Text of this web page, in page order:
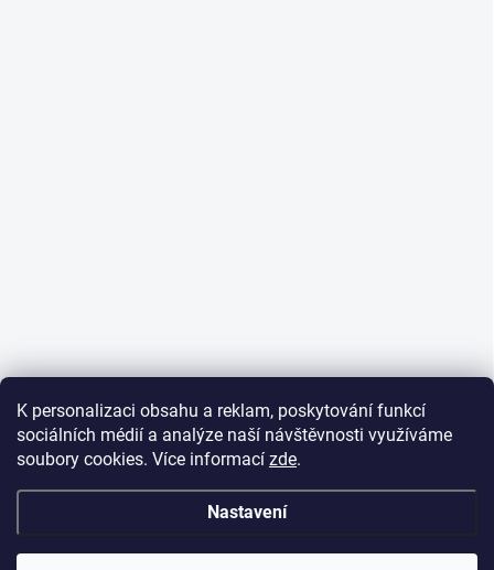
K personalizaci obsahu a reklam, poskytování funkcí
sociálních médií a analýze naší návštěvnosti využíváme
soubory cookies. Více informací zde.
Nastavení